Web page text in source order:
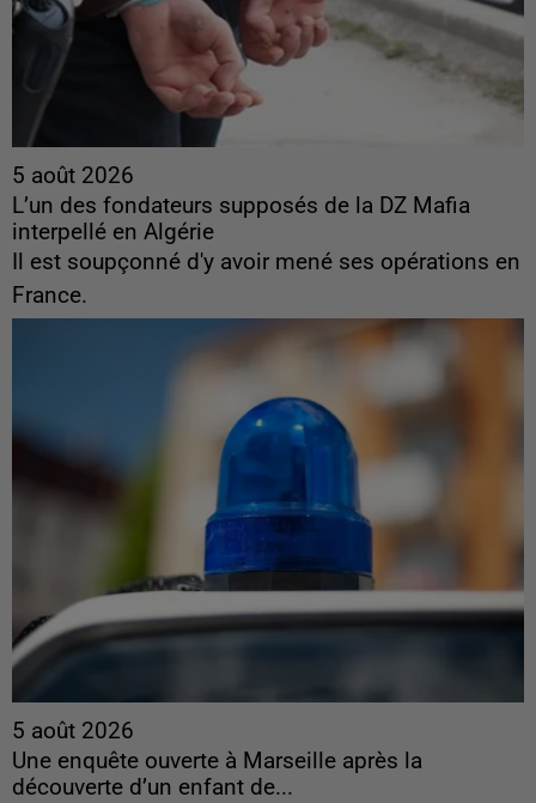
5 août 2026
L’un des fondateurs supposés de la DZ Mafia
interpellé en Algérie
Il est soupçonné d'y avoir mené ses opérations en
France.
5 août 2026
Une enquête ouverte à Marseille après la
découverte d’un enfant de...